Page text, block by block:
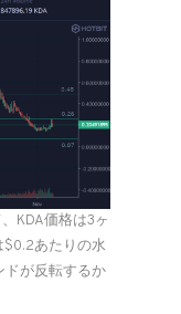
KDA価格は3ヶ
$0.2あたりの水
ドが反転するか